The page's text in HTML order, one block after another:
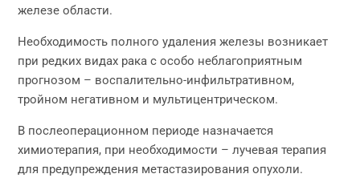
железе области.
Необходимость полного удаления железы возникает
при редких видах рака с особо неблагоприятным
прогнозом – воспалительно-инфильтративном,
тройном негативном и мультицентрическом.
В послеоперационном периоде назначается
химиотерапия, при необходимости – лучевая терапия
для предупреждения метастазирования опухоли.